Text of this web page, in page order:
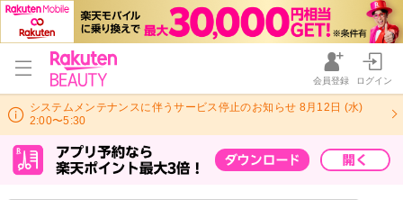
会員登録 ログイン
システムメンテナンスに伴うサービス停止のお知らせ 8月12日 (水)
2:00〜5:30